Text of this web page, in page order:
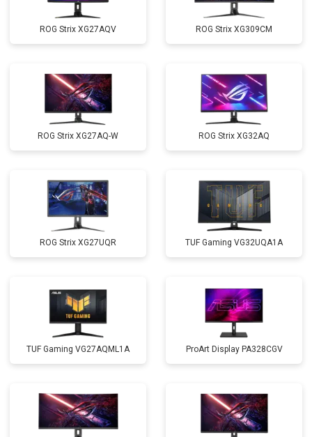
ROG Strix XG27AQV ROG Strix XG309CM
ROG Strix XG27AQ-W ROG Strix XG32AQ
ROG Strix XG27UQR TUF Gaming VG32UQA1A
TUF Gaming VG27AQML1A ProArt Display PA328CGV